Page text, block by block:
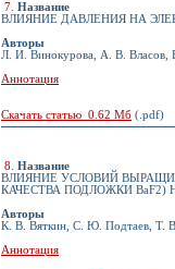
7 Название
ВЛИЯНИЕ ДАВЛЕНИЯ НА
Авторы
Л. И. Винокурова, А. В.
Аннотация
Скачать статью 0.62 Мб (.pdf)
8
Название
ВЛИЯНИЕ УСЛОВИЙ
КАЧЕСТВА ПОДЛОЖКИ
Авторы
К. В. Вяткин, С. Ю. Подтаев, Т.
Аннотация